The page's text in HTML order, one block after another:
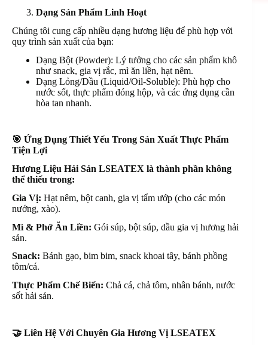
Dạng Sản Phẩm Linh Hoạt
Chúng tôi cung cấp nhiều dạng hương liệu để phù hợp với
quy trình sản xuất của bạn:
Dạng Bột (Powder): Lý tưởng cho các sản phẩm khô
như snack, gia vị rắc, mì ăn liền, hạt nêm.
Dạng Lỏng/Dầu (Liquid/Oil-Soluble): Phù hợp cho
nước sốt, thực phẩm đóng hộp, và các ứng dụng cần
hòa tan nhanh.
🎯 Ứng Dụng Thiết Yếu Trong Sản Xuất Thực Phẩm
Tiện Lợi
Hương Liệu Hải Sản LSEATEX là thành phần không
thể thiếu trong:
Gia Vị: Hạt nêm, bột canh, gia vị tẩm ướp (cho các món
nướng, xào).
Mì & Phở Ăn Liền: Gói súp, bột súp, dầu gia vị hương hải
sản.
Snack: Bánh gạo, bim bim, snack khoai tây, bánh phồng
tôm/cá.
Thực Phẩm Chế Biến: Chả cá, chả tôm, nhân bánh, nước
sốt hải sản.
🤝 Liên Hệ Với Chuyên Gia Hương Vị LSEATEX